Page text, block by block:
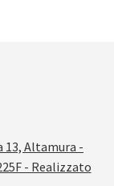
13, Altamura -
- Realizzato